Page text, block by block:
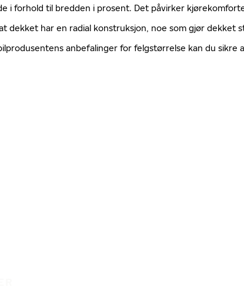
i forhold til bredden i prosent. Det påvirker
har en radial konstruksjon, noe som gjør dekket
anbefalinger for felgstørrelse kan du